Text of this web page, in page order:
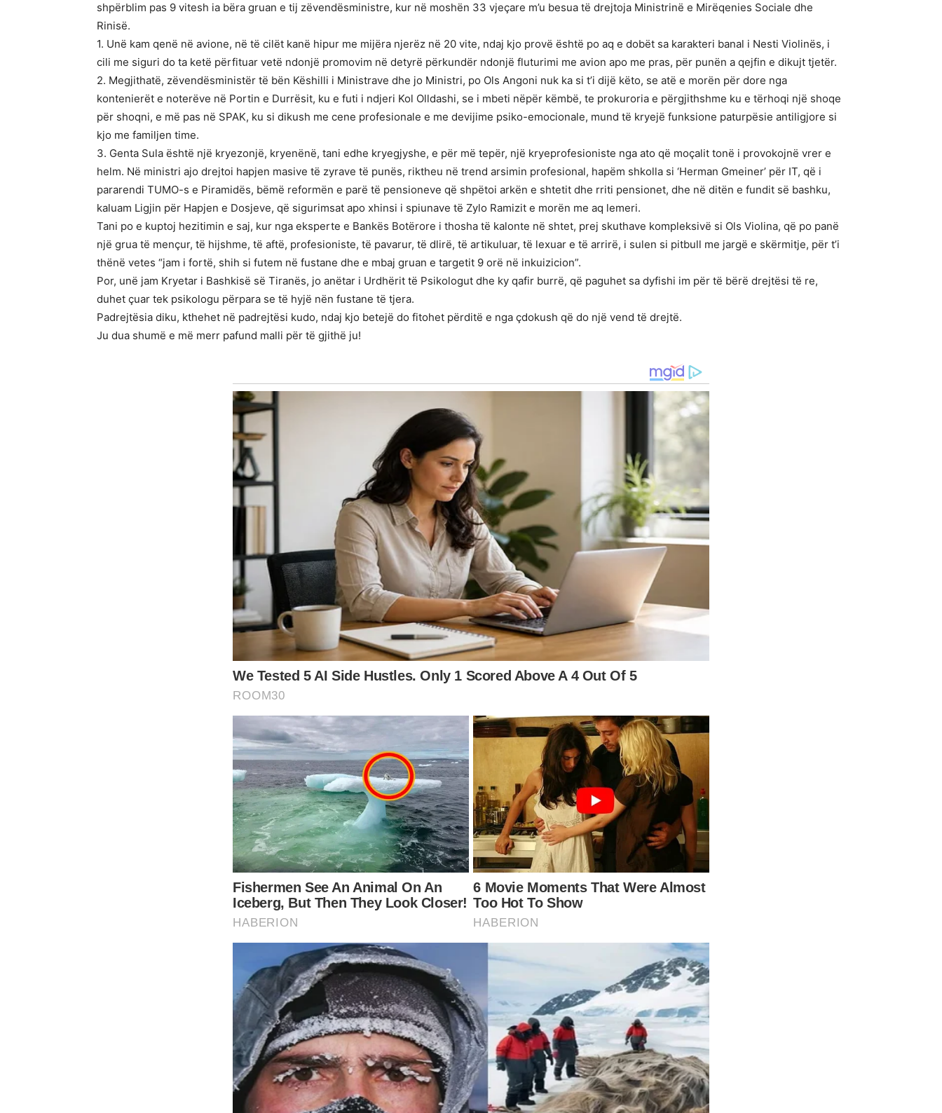
shpërblim pas 9 vitesh ia bëra gruan e tij zëvendësministre, kur në moshën 33 vjeçare m’u besua të drejtoja Ministrinë e Mirëqenies Sociale dhe
Rinisë.
1. Unë kam qenë në avione, në të cilët kanë hipur me mijëra njerëz në 20 vite, ndaj kjo provë është po aq e dobët sa karakteri banal i Nesti Violinës, i
cili me siguri do ta ketë përfituar vetë ndonjë promovim në detyrë përkundër ndonjë fluturimi me avion apo me pras, për punën a qejfin e dikujt tjetër.
2. Megjithatë, zëvendësministër të bën Këshilli i Ministrave dhe jo Ministri, po Ols Angoni nuk ka si t’i dijë këto, se atë e morën për dore nga
kontenierët e noterëve në Portin e Durrësit, ku e futi i ndjeri Kol Olldashi, se i mbeti nëpër këmbë, te prokuroria e përgjithshme ku e tërhoqi një shoqe
për shoqni, e më pas në SPAK, ku si dikush me cene profesionale e me devijime psiko-emocionale, mund të kryejë funksione paturpësie antiligjore si
kjo me familjen time.
3. Genta Sula është një kryezonjë, kryenënë, tani edhe kryegjyshe, e për më tepër, një kryeprofesioniste nga ato që moçalit tonë i provokojnë vrer e
helm. Në ministri ajo drejtoi hapjen masive të zyrave të punës, riktheu në trend arsimin profesional, hapëm shkolla si ‘Herman Gmeiner’ për IT, që i
pararendi TUMO-s e Piramidës, bëmë reformën e parë të pensioneve që shpëtoi arkën e shtetit dhe rriti pensionet, dhe në ditën e fundit së bashku,
kaluam Ligjin për Hapjen e Dosjeve, që sigurimsat apo xhinsi i spiunave të Zylo Ramizit e morën me aq lemeri.
Tani po e kuptoj hezitimin e saj, kur nga eksperte e Bankës Botërore i thosha të kalonte në shtet, prej skuthave kompleksivë si Ols Violina, që po panë
një grua të mençur, të hijshme, të aftë, profesioniste, të pavarur, të dlirë, të artikuluar, të lexuar e të arrirë, i sulen si pitbull me jargë e skërmitje, për t’i
thënë vetes “jam i fortë, shih si futem në fustane dhe e mbaj gruan e targetit 9 orë në inkuizicion”.
Por, unë jam Kryetar i Bashkisë së Tiranës, jo anëtar i Urdhërit të Psikologut dhe ky qafir burrë, që paguhet sa dyfishi im për të bërë drejtësi të re,
duhet çuar tek psikologu përpara se të hyjë nën fustane të tjera.
Padrejtësia diku, kthehet në padrejtësi kudo, ndaj kjo betejë do fitohet përditë e nga çdokush që do një vend të drejtë.
Ju dua shumë e më merr pafund malli për të gjithë ju!